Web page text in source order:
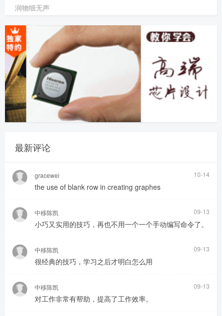
润物细无声
最新评论
gracewei 10-14
the use of blank row in creating graphes
中移陈凯 09-13
小巧又实用的技巧，再也不用一个一个手动编写命令了。
中移陈凯 09-13
很经典的技巧，学习之后才明白怎么用
中移陈凯 09-13
对工作非常有帮助，提高了工作效率。